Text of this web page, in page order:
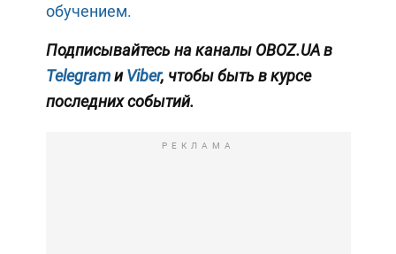
обучением.
Подписывайтесь на каналы OBOZ.UA в
TelegramиViber, чтобы быть в курсе
последних событий.
РЕКЛАМА